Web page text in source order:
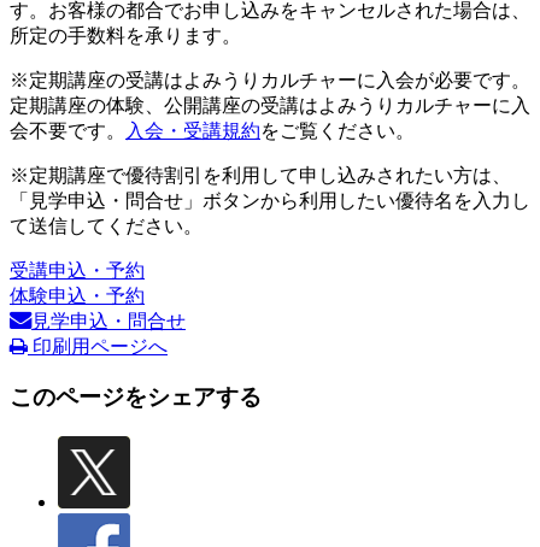
す。お客様の都合でお申し込みをキャンセルされた場合は、
所定の手数料を承ります。
※定期講座の受講はよみうりカルチャーに入会が必要です。
定期講座の体験、公開講座の受講はよみうりカルチャーに入
会不要です。
入会・受講規約をご覧ください。
※定期講座で優待割引を利用して申し込みされたい方は、
「見学申込・問合せ」ボタンから利用したい優待名を入力し
て送信してください。
受講申込・予約
体験申込・予約
見学申込・問合せ
印刷用ページへ
このページをシェアする